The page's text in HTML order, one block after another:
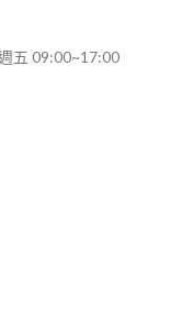
五 09:00~17:00